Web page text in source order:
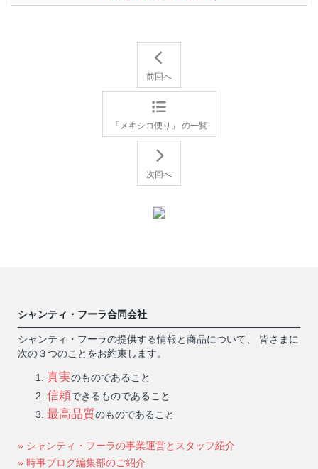
前回へ
「メキシコ便り」 の一覧
次回へ
シャンティ・フーラ合同会社
シャンティ・フーラの提供する情報と商品について、 皆さまに
次の３つのことをお約束します。
真実のものであること
信頼できるものであること
最高品質のものであること
» シャンティ・フーラの事業運営とスタッフ紹介
» 時事ブログ編集部のご紹介